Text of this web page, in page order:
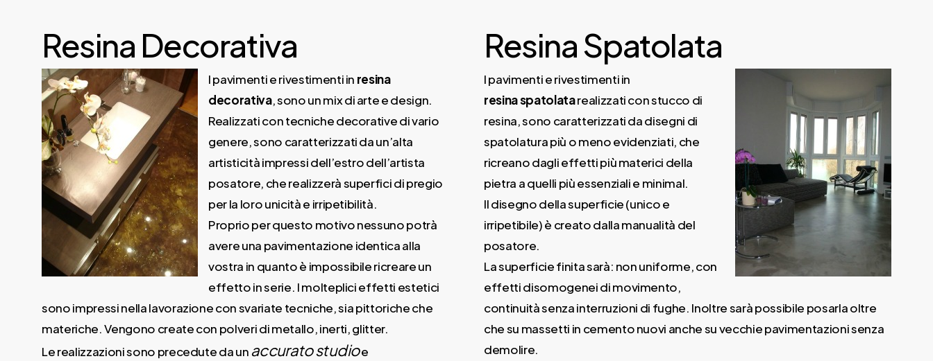
Resina Decorativa
I pavimenti e rivestimenti in resina
decorativa, sono un mix di arte e design.
Realizzati con tecniche decorative di vario
genere, sono caratterizzati da un’alta
artisticità impressi dell’estro dell’artista
posatore, che realizzerà superfici di pregio
per la loro unicità e irripetibilità.
Proprio per questo motivo nessuno potrà
avere una pavimentazione identica alla
vostra in quanto è impossibile ricreare un
effetto in serie. I molteplici effetti estetici
sono impressi nella lavorazione con svariate tecniche, sia pittoriche che
materiche. Vengono create con polveri di metallo, inerti, glitter.
Le realizzazioni sono precedute da un accurato studioe
Resina Spatolata
I pavimenti e rivestimenti in
resinaspatolatarealizzati con stucco di
resina, sono caratterizzati da disegni di
spatolatura più o meno evidenziati, che
ricreano dagli effetti più materici della
pietra a quelli più essenziali e minimal.
Il disegno della superficie (unico e
irripetibile) è creato dalla manualità del
posatore.
La superficie finita sarà: non uniforme, con
effetti disomogenei di movimento,
continuità senza interruzioni di fughe. Inoltre sarà possibile posarla oltre
che su massetti in cemento nuovi anche su vecchie pavimentazioni senza
demolire.